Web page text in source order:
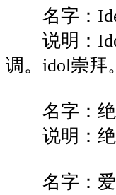
名字：Idel
说明：Idel
调。idol崇拜。
名字：绝
说明：绝
名字：爱